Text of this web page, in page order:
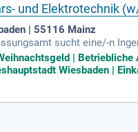
und Elektrotechnik
| 55116 Mainz
sucht eine/-n
Anlagen
idealerweise in
Nutzen Sie die chance
|
Wiesbaden |